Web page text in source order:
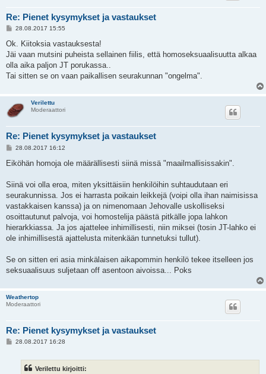
Re: Pienet kysymykset ja vastaukset
V
e
t
i
28.08.2017 15:55
Ok. Kiitoksia vastauksesta!
Jäi vaan mutsini puheista sellainen fiilis, että homoseksuaalisuutta alkaa
olla aika paljon JT porukassa..
Tai sitten se on vaan paikallisen seurakunnan "ongelma".
Verilettu
Moderaattori
Re: Pienet kysymykset ja vastaukset
V
e
i
28.08.2017 16:12
Eiköhän homoja ole määrällisesti siinä missä "maailmallisissakin".
Siinä voi olla eroa, miten yksittäisiin henkilöihin suhtaudutaan eri
seurakunnissa. Jos ei harrasta poikain leikkejä (voipi olla ihan naimisissa
vastakkaisen kanssa) ja on nimenomaan Jehovalle uskolliseksi
osoittautunut palvoja, voi homostelija päästä pitkälle jopa lahkon
hierarkkiassa. Ja jos ajattelee inhimillisesti, niin miksei (tosin JT-lahko ei
ole inhimillisestä ajattelusta mitenkään tunnetuksi tullut).
Se on sitten eri asia minkälaisen aikapommin henkilö tekee itselleen jos
seksuaalisuus suljetaan off asentoon aivoissa... Poks
Weathertop
Moderaattori
Re: Pienet kysymykset ja vastaukset
V28.08.2017 16:28
Verilettu kirjoitti: